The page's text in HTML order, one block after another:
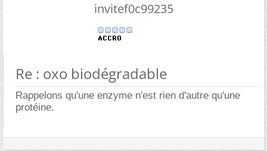
invitef0c99235
Re : oxo biodégradable
Rappelons qu'une enzyme n'est rien d'autre qu'une
protéine.